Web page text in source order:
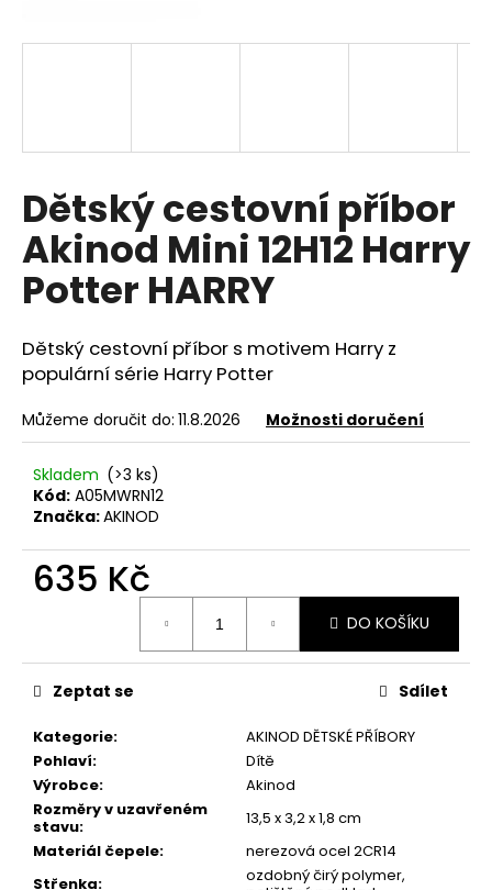
Dětský cestovní příbor
Akinod Mini 12H12 Harry
Potter HARRY
Dětský cestovní příbor s motivem Harry z
populární série Harry Potter
Můžeme doručit do: 11.8.2026 Možnosti doručení
Skladem (>3 ks)
Kód: A05MWRN12
Značka:AKINOD
635 Kč
DO KOŠÍKU
Kategorie:
AKINOD DĚTSKÉ PŘÍBORY
Pohlaví:
Dítě
Výrobce:
Akinod
Rozměry v uzavřeném
stavu:
13,5 x 3,2 x 1,8 cm
Materiál čepele:
nerezová ocel 2CR14
Střenka:
ozdobný čirý polymer,
Zeptat se Sdílet
j
?
HLEDAT
D
o
o
r
u
č
u
j
m
KAPESNÍ
NŮŽ
TATTOO
BLACK
37G
BICYCLE
JUNIPER
WOOD
750